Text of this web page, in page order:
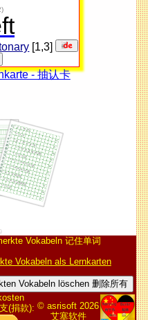
[1,3]
- 抽认卡
Vokabeln 记住单词
Vokabeln als Lernkarten
Vokabeln löschen 删除所有
(捐款): © asrisoft 2026
艾塞软件